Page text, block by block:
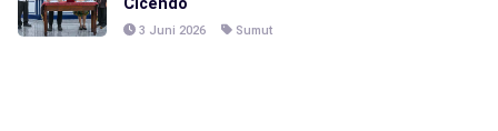
3 Juni 2026 Sumut